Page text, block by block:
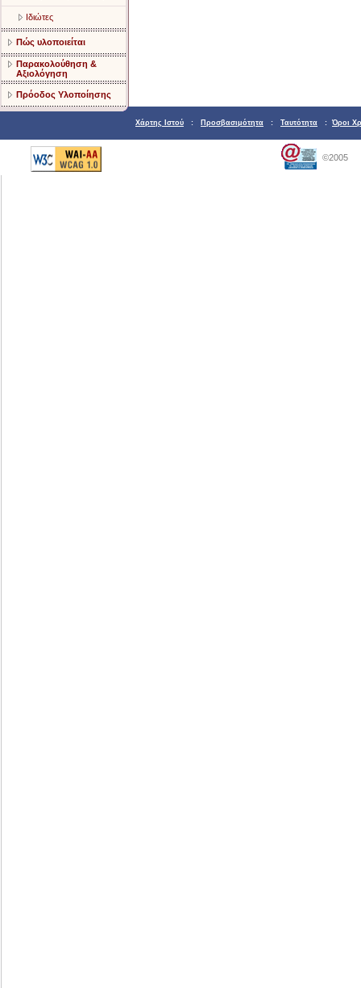
Ιδιώτες
Πώς υλοποιείται
Παρακολούθηση &
Αξιολόγηση
Πρόοδος Υλοποίησης
Χάρτης Ιστού : Προσβασιμότητα : Ταυτότητα : Όροι
©2005